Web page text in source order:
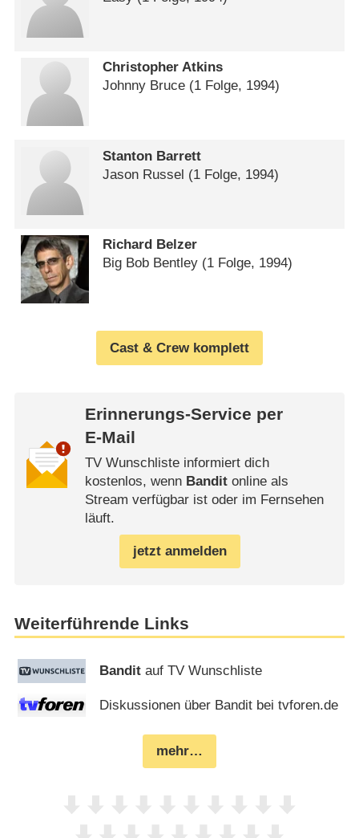
Christopher Atkins
Johnny Bruce (1 Folge, 1994)
Stanton Barrett
Jason Russel (1 Folge, 1994)
Richard Belzer
Big Bob Bentley (1 Folge, 1994)
Cast & Crew komplett
Erinnerungs-Service per
E-Mail
TV Wunschliste informiert dich
kostenlos, wenn Banditonline als
Stream verfügbar ist oder im Fernsehen
läuft.
jetzt anmelden
Weiterführende Links
Bandit auf TV Wunschliste
Diskussionen über Bandit bei tvforen.de
mehr…